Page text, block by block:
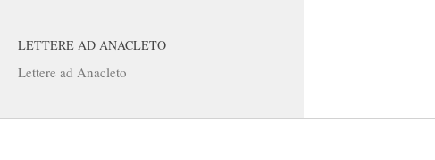
LETTERE AD ANACLETO
Lettere ad Anacleto